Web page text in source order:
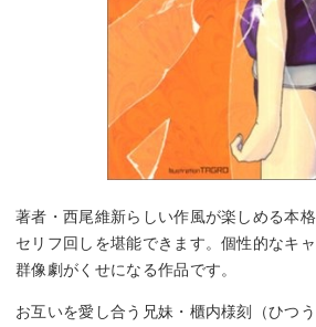
著者・西尾維新らしい作風が楽しめる本
セリフ回しを堪能できます。個性的なキ
群像劇がくせになる作品です。
お互いを愛し合う兄妹・櫃内様刻（ひつ